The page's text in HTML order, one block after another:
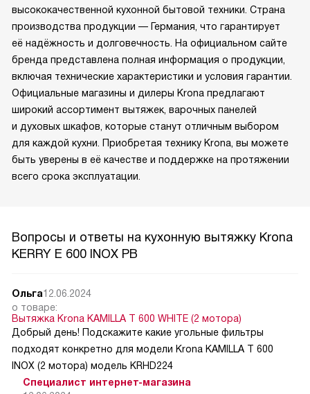
высококачественной кухонной бытовой техники. Страна
производства продукции — Германия, что гарантирует
её надёжность и долговечность. На официальном сайте
бренда представлена полная информация о продукции,
включая технические характеристики и условия гарантии.
Официальные магазины и дилеры Krona предлагают
широкий ассортимент вытяжек, варочных панелей
и духовых шкафов, которые станут отличным выбором
для каждой кухни. Приобретая технику Krona, вы можете
быть уверены в её качестве и поддержке на протяжении
всего срока эксплуатации.
Вопросы и ответы на кухонную вытяжку Krona
KERRY E 600 INOX PB
Ольга12.06.2024
о товаре:
Вытяжка Krona KAMILLA T 600 WHITE (2 мотора)
Добрый день! Подскажите какие угольные фильтры
подходят конкретно для модели Krona KAMILLA T 600
INOX (2 мотора) модель KRHD224
Специалист интернет-магазина